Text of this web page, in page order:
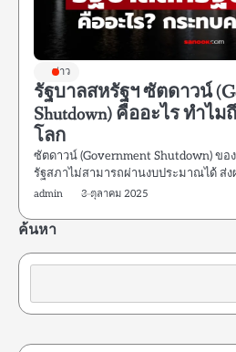
ข่าว
รัฐบาลสหรัฐฯ ซัตดาวน์
Shutdown) คืออะไร ทำไ
โลก
ซัตดาวน์ (Government Shutdown) ขอ
รัฐสภาไม่สามารถผ่านงบประมาณได้ ส่
admin 3 ตุลาคม 2025
ค้นหา